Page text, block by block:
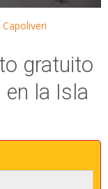
gratuito
en la Isla